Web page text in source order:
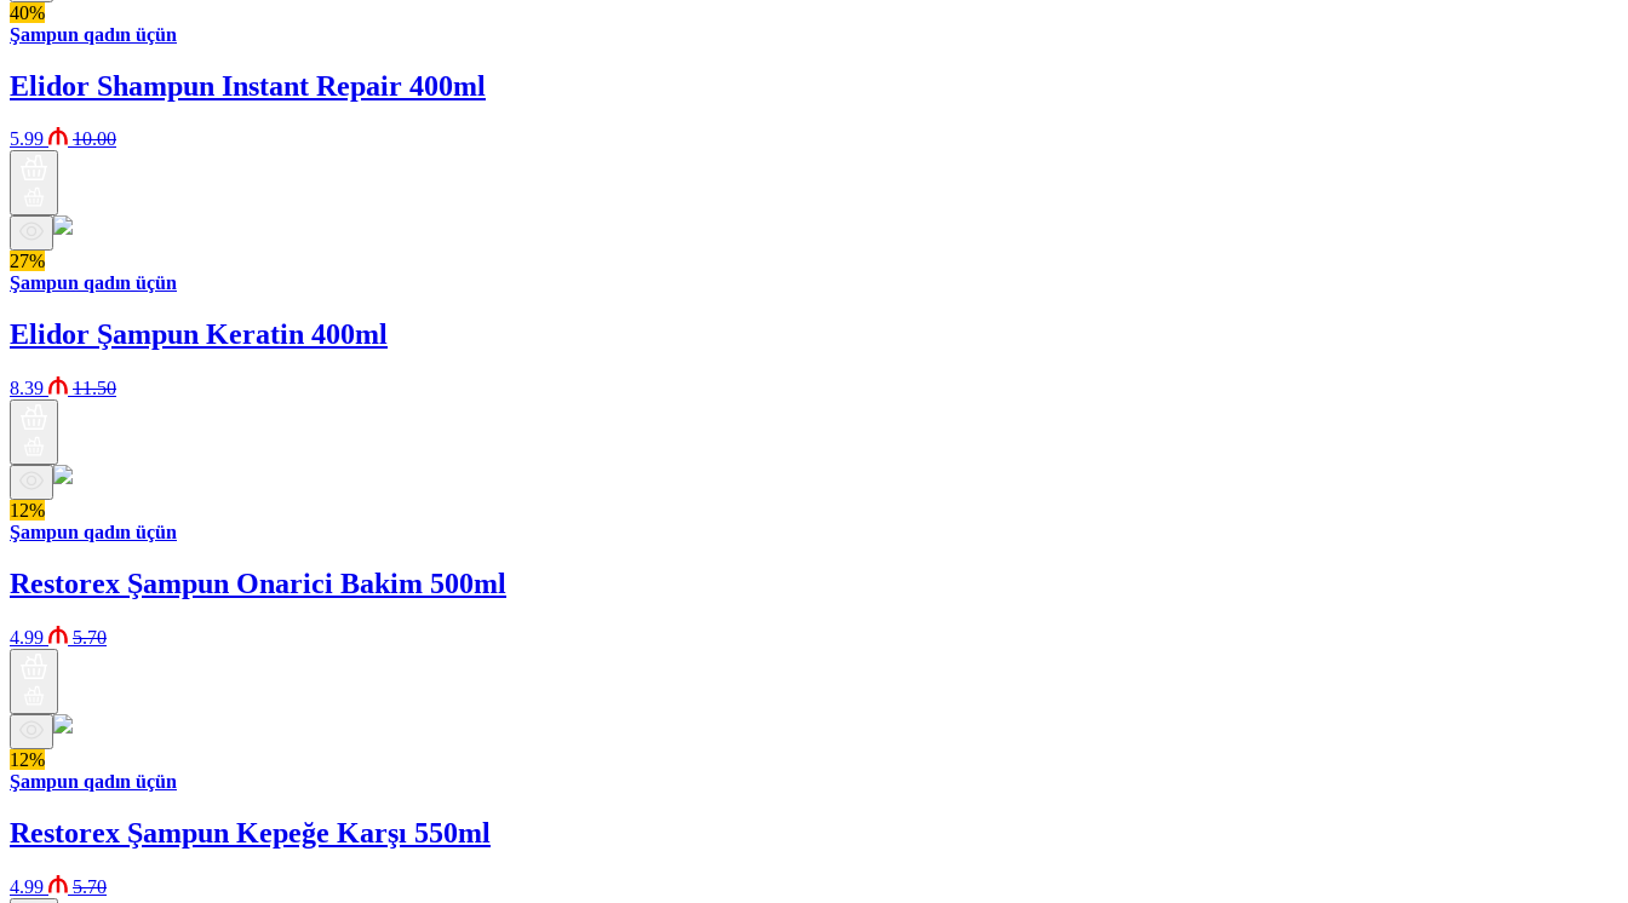
40%
Şampun qadın üçün
Elidor Shampun Instant Repair 400ml
5.99 10.00
27%
Şampun qadın üçün
Elidor Şampun Keratin 400ml
8.39 11.50
12%
Şampun qadın üçün
Restorex Şampun Onarici Bakim 500ml
4.99 5.70
12%
Şampun qadın üçün
Restorex Şampun Kepeğe Karşı 550ml
4.99 5.70